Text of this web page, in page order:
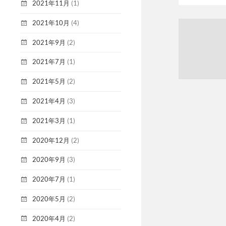
2021年11月 (1)
2021年10月 (4)
2021年9月 (2)
2021年7月 (1)
2021年5月 (2)
2021年4月 (3)
2021年3月 (1)
2020年12月 (2)
2020年9月 (3)
2020年7月 (1)
2020年5月 (2)
2020年4月 (2)